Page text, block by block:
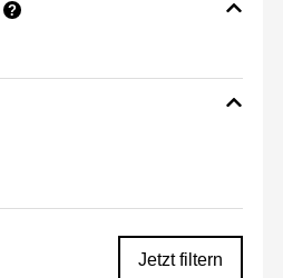
?
Jetzt filtern